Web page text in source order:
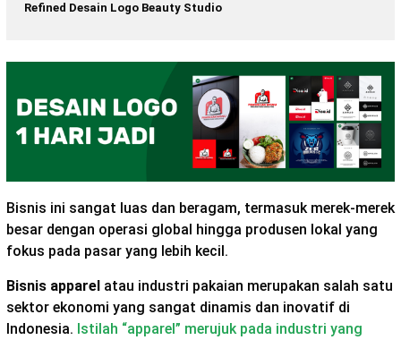
Refined Desain Logo Beauty Studio
Bisnis ini sangat luas dan beragam, termasuk merek-merek
besar dengan operasi global hingga produsen lokal yang
fokus pada pasar yang lebih kecil.
Bisnis apparel atau industri pakaian merupakan salah satu
sektor ekonomi yang sangat dinamis dan inovatif di
Indonesia. Istilah “apparel” merujuk pada industri yang